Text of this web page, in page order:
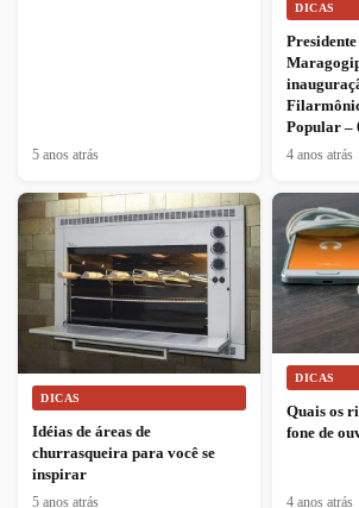
5 anos atrás
DICAS
Popular –
4 anos atrás
DICAS
Idéias de áreas de
churrasqueira para você se
inspirar
5 anos atrás
DICAS
Quais os
fone de
4 anos atrás